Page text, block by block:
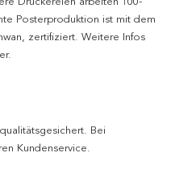
Posterproduktion ist mit dem
zertifiziert. Weitere Infos
Bei
Kundenservice.